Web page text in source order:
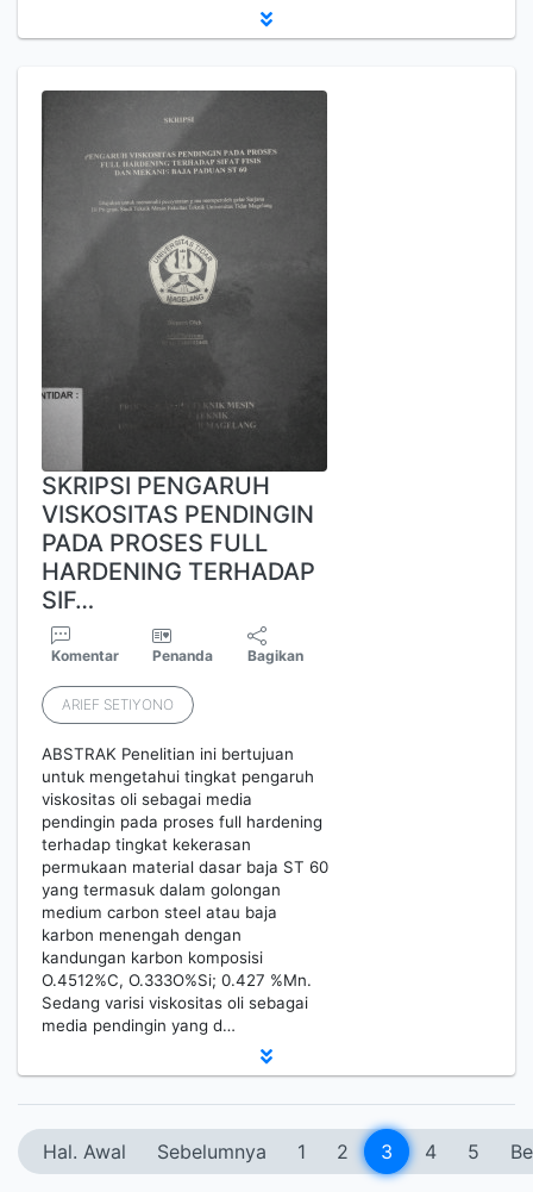
SKRIPSI PENGARUH
VISKOSITAS PENDINGIN
PADA PROSES FULL
HARDENING TERHADAP
SIF…
Komentar Penanda Bagikan
ARIEF SETIYONO
ABSTRAK Penelitian ini bertujuan
untuk mengetahui tingkat pengaruh
viskositas oli sebagai media
pendingin pada proses full hardening
terhadap tingkat kekerasan
permukaan material dasar baja ST 60
yang termasuk dalam golongan
medium carbon steel atau baja
karbon menengah dengan
kandungan karbon komposisi
O.4512%C, O.333O%Si; 0.427 %Mn.
Sedang varisi viskositas oli sebagai
media pendingin yang d…
Hal. Awal Sebelumnya 1 2 3 4 5